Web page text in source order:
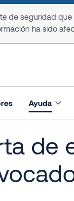
de seguridad
ha sido
Ayuda
de